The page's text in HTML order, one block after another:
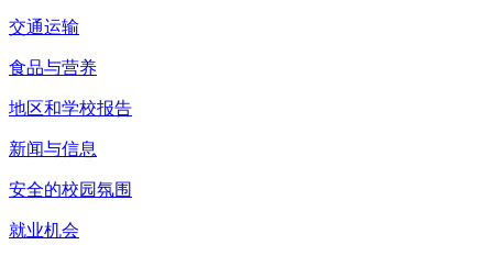
交通运输
食品与营养
地区和学校报告
新闻与信息
安全的校园氛围
就业机会